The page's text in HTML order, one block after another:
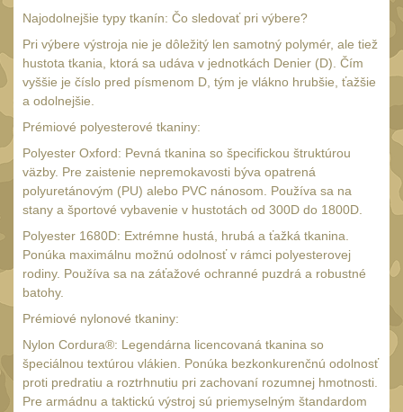
Policejní svítilny 4
Vyhledávací svítilny5
Čelové svetlá -
čelovky4
Svítilny pro
AA/AAA/14500 Li-Ion
baterie 2
Svítilny pro 18650
baterie 5
Svítilny pro
CR123A/16340 Li-Ion
baterie
Svietidlá s magnetom2
Potápačské svietidlá2
Najodolnejšie typy tkanín: Čo sledovať pri výbere?
Pri výbere výstroja nie je dôležitý len samotný polymér, ale tiež
hustota tkania, ktorá sa udáva v jednotkách Denier (D). Čím
vyššie je číslo pred písmenom D, tým je vlákno hrubšie, ťažšie
a odolnejšie.
Prémiové polyesterové tkaniny:
Polyester Oxford: Pevná tkanina so špecifickou štruktúrou
väzby. Pre zaistenie nepremokavosti býva opatrená
polyuretánovým (PU) alebo PVC nánosom. Používa sa na
stany a športové vybavenie v hustotách od 300D do 1800D.
Polyester 1680D: Extrémne hustá, hrubá a ťažká tkanina.
Ponúka maximálnu možnú odolnosť v rámci polyesterovej
rodiny. Používa sa na záťažové ochranné puzdrá a robustné
batohy.
Prémiové nylonové tkaniny:
Nylon Cordura®: Legendárna licencovaná tkanina so
špeciálnou textúrou vlákien. Ponúka bezkonkurenčnú odolnosť
proti predratiu a roztrhnutiu pri zachovaní rozumnej hmotnosti.
Pre armádnu a taktickú výstroj sú priemyselným štandardom